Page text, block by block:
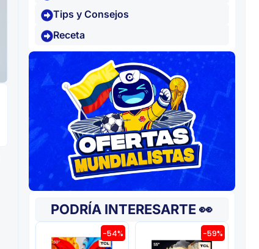
Tips y Consejos
Receta
PODRÍA INTERESARTE 👀
-54% -59%